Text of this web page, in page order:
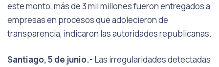
este monto, más de 3 mil millones fueron entregados a
empresas en procesos que adolecieron de
transparencia, indicaron las autoridades republicanas.
Santiago, 5 de junio.- Las irregularidades detectadas